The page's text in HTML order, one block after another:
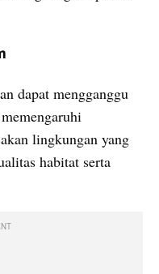
dapat mengganggu
lingkungan yang
habitat serta